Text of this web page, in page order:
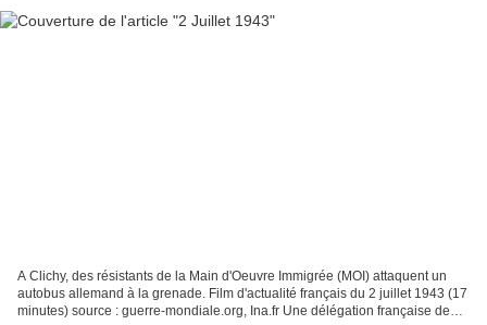
A Clichy, des résistants de la Main d'Oeuvre Immigrée (MOI) attaquent un
autobus allemand à la grenade. Film d'actualité français du 2 juillet 1943 (17
minutes) source : guerre-mondiale.org, Ina.fr Une délégation française de